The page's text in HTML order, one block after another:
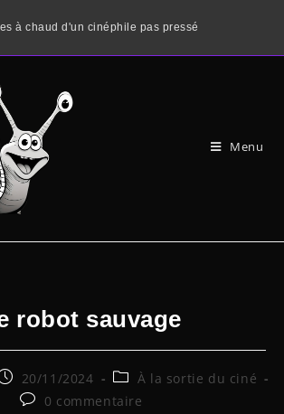
à chaud d'un cinéphile pas pressé
Menu
robot sauvage
20/11/2024
À la sortie du ciné
0 commentaire